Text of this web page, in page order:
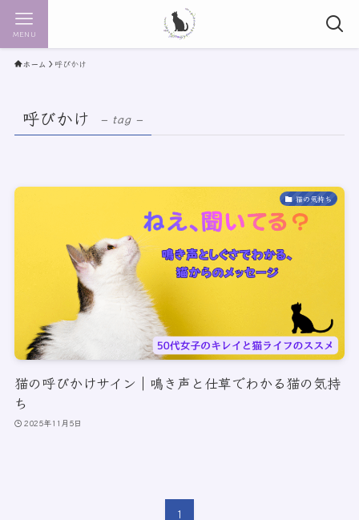
MENU
ホーム 呼びかけ
呼びかけ – tag –
猫の気持ち
猫の呼びかけサイン｜鳴き声と仕草でわかる猫の気持
ち
2025年11月5日
1